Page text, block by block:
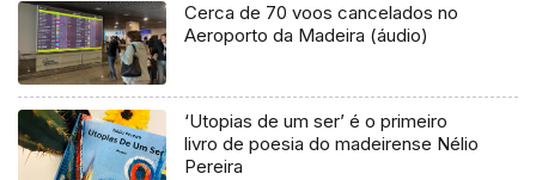
Cerca de 70 voos cancelados no
Aeroporto da Madeira (áudio)
‘Utopias de um ser’ é o primeiro
livro de poesia do madeirense Nélio
Pereira